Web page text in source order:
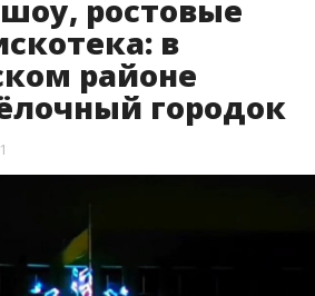
ростовые
в
районе
городок